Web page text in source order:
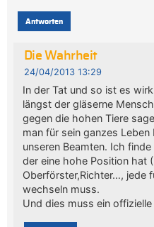
Antworten
Die Wahrheit
24/04/2013 13:29
In der Tat und so ist es
längst der gläserne
gegen die hohen Tiere
man für sein ganzes
unseren Beamten. Ich
der eine hohe Position hat
Oberförster,Richter…, jede
wechseln muss.
Und dies muss ein